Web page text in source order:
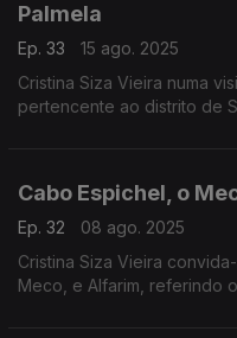
Palmela
Ep. 33
15 ago. 2025
Cristina Siza Vieira numa
pertencente ao distrito de
Cabo Espichel, o
Ep. 32
08 ago. 2025
Cristina Siza Vieira
Meco, e Alfarim, referindo